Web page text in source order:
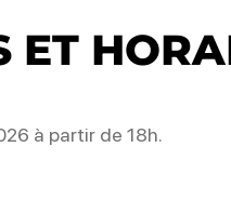
ET
à partir de 18h.